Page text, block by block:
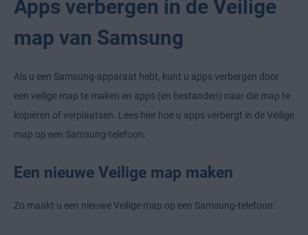
Apps verbergen in de Veilige
map van Samsung
Als u een Samsung-apparaat hebt, kunt u apps verbergen door
een veilige map te maken en apps (en bestanden) naar die map te
kopiëren of verplaatsen. Lees hier hoe u apps verbergt in de Veilige
map op een Samsung-telefoon.
Een nieuwe Veilige map maken
Zo maakt u een nieuwe Veilige map op een Samsung-telefoon: